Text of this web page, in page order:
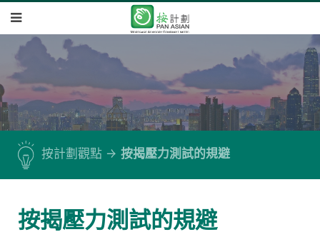
按計劃觀點 按揭壓力測試的規避
按揭壓力測試的規避